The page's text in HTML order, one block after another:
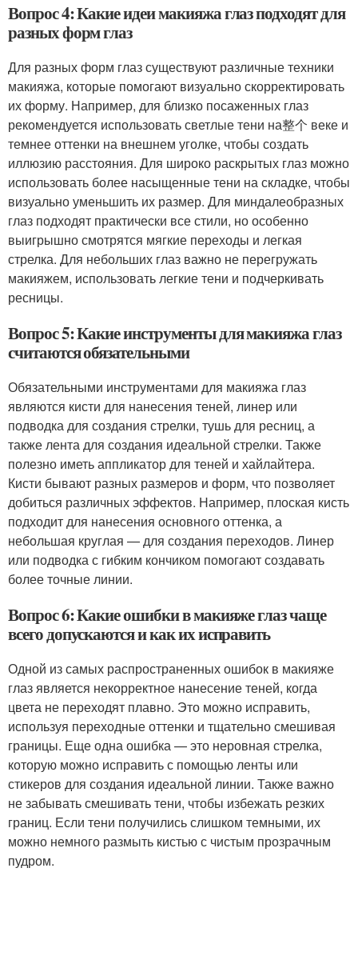
Вопрос 4: Какие идеи макияжа глаз подходят для
разных форм глаз
Для разных форм глаз существуют различные техники
макияжа, которые помогают визуально скорректировать
их форму. Например, для близко посаженных глаз
рекомендуется использовать светлые тени на整个 веке и
темнее оттенки на внешнем уголке, чтобы создать
иллюзию расстояния. Для широко раскрытых глаз можно
использовать более насыщенные тени на складке, чтобы
визуально уменьшить их размер. Для миндалеобразных
глаз подходят практически все стили, но особенно
выигрышно смотрятся мягкие переходы и легкая
стрелка. Для небольших глаз важно не перегружать
макияжем, использовать легкие тени и подчеркивать
ресницы.
Вопрос 5: Какие инструменты для макияжа глаз
считаются обязательными
Обязательными инструментами для макияжа глаз
являются кисти для нанесения теней, линер или
подводка для создания стрелки, тушь для ресниц, а
также лента для создания идеальной стрелки. Также
полезно иметь аппликатор для теней и хайлайтера.
Кисти бывают разных размеров и форм, что позволяет
добиться различных эффектов. Например, плоская кисть
подходит для нанесения основного оттенка, а
небольшая круглая — для создания переходов. Линер
или подводка с гибким кончиком помогают создавать
более точные линии.
Вопрос 6: Какие ошибки в макияже глаз чаще
всего допускаются и как их исправить
Одной из самых распространенных ошибок в макияже
глаз является некорректное нанесение теней, когда
цвета не переходят плавно. Это можно исправить,
используя переходные оттенки и тщательно смешивая
границы. Еще одна ошибка — это неровная стрелка,
которую можно исправить с помощью ленты или
стикеров для создания идеальной линии. Также важно
не забывать смешивать тени, чтобы избежать резких
границ. Если тени получились слишком темными, их
можно немного размыть кистью с чистым прозрачным
пудром.